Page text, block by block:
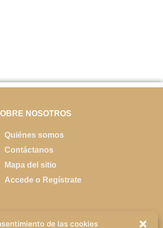
de las cookies
NOSOTROS
Quiénes somos
Contáctanos
Mapa del sitio
Accede o Regístrate